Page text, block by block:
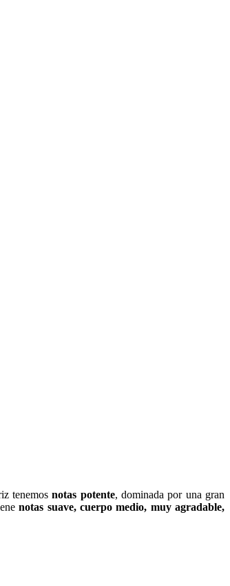
tenemosnotas potente, dominada por una gran
notas suave, cuerpo medio, muy agradable,